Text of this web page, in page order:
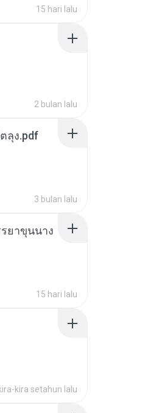
15 hari lalu
2 bulan lalu
ลุง.pdf
3 bulan lalu
ยาขุนนาง
15 hari lalu
kira setahun lalu